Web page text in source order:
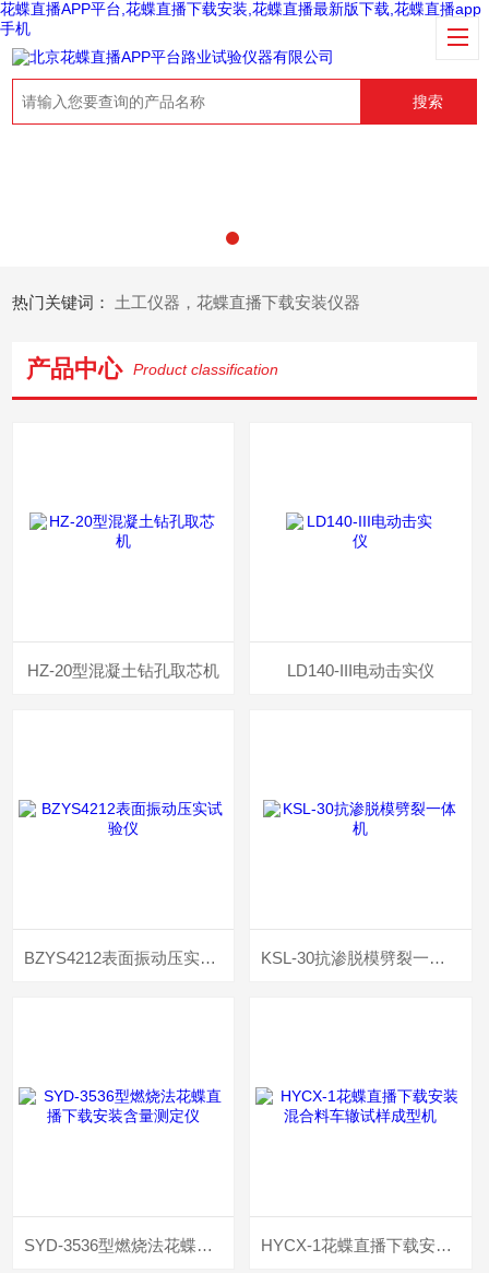
花蝶直播APP平台,花蝶直播下载安装,花蝶直播最新版下载,花蝶直播app
手机
搜索
热门关键词： 土工仪器，花蝶直播下载安装仪器
产品中心 Product classification
HZ-20型混凝土钻孔取芯机 LD140-III电动击实仪
BZYS4212表面振动压实试验仪 KSL-30抗渗脱模劈裂一体机
SYD-3536型燃烧法花蝶直播下载安装含量测定仪 HYCX-1花蝶直播下载安装混合料车辙试样成型机